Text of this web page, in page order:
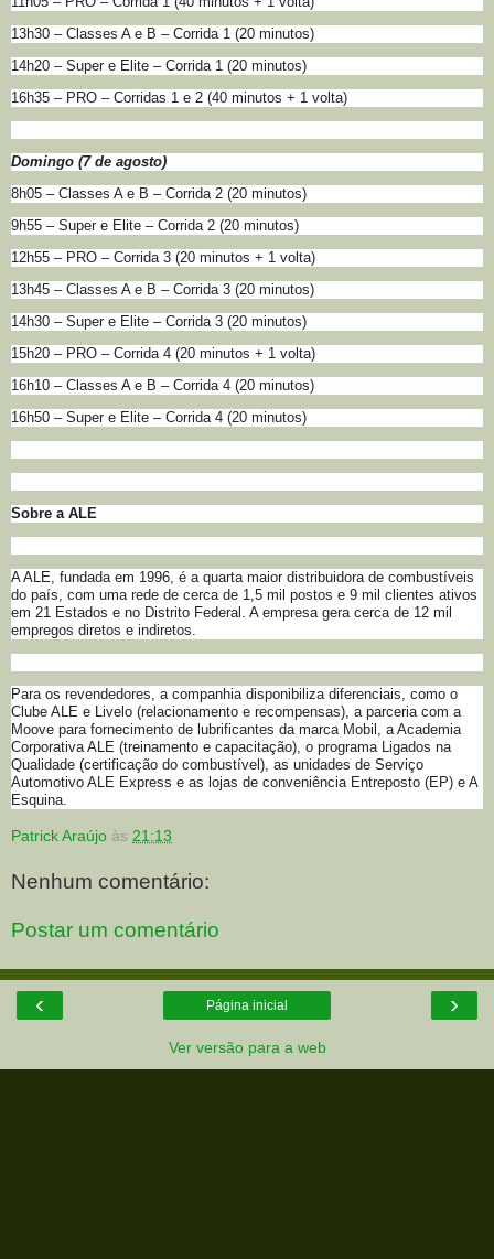
13h30 – Classes A e B – Corrida 1 (20 minutos)
14h20 – Super e Elite – Corrida 1 (20 minutos)
16h35 – PRO – Corridas 1 e 2 (40 minutos + 1 volta)
Domingo (7 de agosto)
8h05 – Classes A e B – Corrida 2 (20 minutos)
9h55 – Super e Elite – Corrida 2 (20 minutos)
12h55 – PRO – Corrida 3 (20 minutos + 1 volta)
13h45 – Classes A e B – Corrida 3 (20 minutos)
14h30 – Super e Elite – Corrida 3 (20 minutos)
15h20 – PRO – Corrida 4 (20 minutos + 1 volta)
16h10 – Classes A e B – Corrida 4 (20 minutos)
16h50 – Super e Elite – Corrida 4 (20 minutos)
Sobre a ALE
A ALE, fundada em 1996, é a quarta maior distribuidora de combustíveis
do país, com uma rede de cerca de 1,5 mil postos e 9 mil clientes ativos
em 21 Estados e no Distrito Federal. A empresa gera cerca de 12 mil
empregos diretos e indiretos.
Para os revendedores, a companhia disponibiliza diferenciais, como o
Clube ALE e Livelo (relacionamento e recompensas), a parceria com a
Moove para fornecimento de lubrificantes da marca Mobil, a Academia
Corporativa ALE (treinamento e capacitação), o programa Ligados na
Qualidade (certificação do combustível), as unidades de Serviço
Automotivo ALE Express e as lojas de conveniência Entreposto (EP) e A
Esquina.
Patrick Araújo às 21:13
Nenhum comentário:
Postar um comentário
‹ ›
Página inicial
Ver versão para a web